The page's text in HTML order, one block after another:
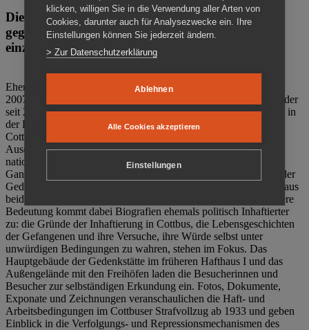
Die Gedenkstätte Zuchthaus Cottbus ist ein Ort
gegen das Vergessen. Anschaulich, nah und
einzigartig.
Ehemalige politische Häftlinge der DDR gründeten im Oktober
2007 den Verein Menschenrechtszentrum Cottbus e. V. (MRZ), der
seit 2011 Eigentümer des ehemaligen Gefängnisses (1860-2002) in
der Bautzener Straße und Träger der Gedenkstätte Zuchthaus
Cottbus ist. Im Zentrum der Arbeit der Gedenkstätte steht die
Auseinandersetzung mit politischem Unrecht während der
nationalsozialistischen Terrorherrschaft und der SED-Diktatur.
Ganzjährig zeigen mehrere Dauer- und Sonderausstellungen in der
Gedenkstätte Zuchthaus Cottbus Beispiele politischen Unrechts aus
beiden deutschen Diktaturen des 20. Jahrhunderts. Eine besondere
Bedeutung kommt dabei Biografien ehemals politisch Inhaftierter
zu: die Gründe der Inhaftierung in Cottbus, die Lebensgeschichten
der Gefangenen und ihre Versuche, ihre Würde selbst unter
unwürdigen Bedingungen zu wahren, stehen im Fokus. Das
Hauptgebäude der Gedenkstätte im früheren Hafthaus I und das
Außengelände mit den Freihöfen laden die Besucherinnen und
Besucher zur selbständigen Erkundung ein. Fotos, Dokumente,
Exponate und Zeichnungen veranschaulichen die Haft- und
Arbeitsbedingungen im Cottbuser Strafvollzug ab 1933 und geben
Einblick in die Verfolgungs- und Repressionsmechanismen des
klicken, willigen Sie in die Verwendung aller Arten von
Cookies, darunter auch für Analysezwecke ein. Ihre
Einstellungen können Sie jederzeit ändern.
> Zur Datenschutzerklärung
Ablehnen
Alle Cookies akzeptieren
Einstellungen